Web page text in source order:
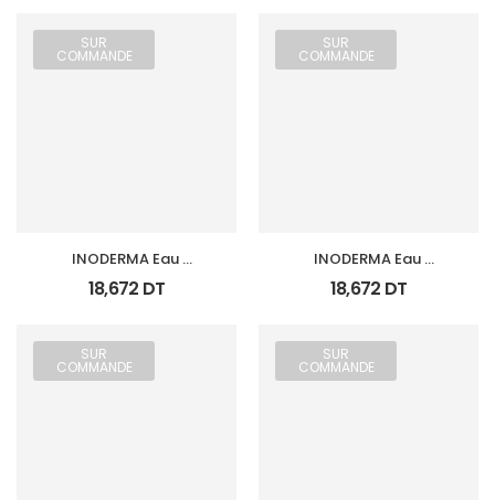
SUR
COMMANDE
INODERMA Eau
Micellaire
Demaquillante Skin
18,672 DT
SUR
COMMANDE
INODERMA Eau
Micellaire
Demaquillante
18,672 DT
SUR
COMMANDE
SUR
COMMANDE